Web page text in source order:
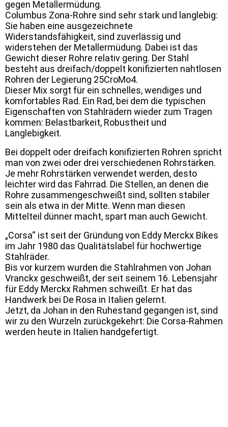
gegen Metallermüdung.
Columbus Zona-Rohre sind sehr stark und langlebig:
Sie haben eine ausgezeichnete
Widerstandsfähigkeit, sind zuverlässig und
widerstehen der Metallermüdung. Dabei ist das
Gewicht dieser Rohre relativ gering. Der Stahl
besteht aus dreifach/doppelt konifizierten nahtlosen
Rohren der Legierung 25CroMo4.
Dieser Mix sorgt für ein schnelles, wendiges und
komfortables Rad. Ein Rad, bei dem die typischen
Eigenschaften von Stahlrädern wieder zum Tragen
kommen: Belastbarkeit, Robustheit und
Langlebigkeit.
Bei doppelt oder dreifach konifizierten Rohren spricht
man von zwei oder drei verschiedenen Rohrstärken.
Je mehr Rohrstärken verwendet werden, desto
leichter wird das Fahrrad. Die Stellen, an denen die
Rohre zusammengeschweißt sind, sollten stabiler
sein als etwa in der Mitte. Wenn man diesen
Mittelteil dünner macht, spart man auch Gewicht.
„Corsa“ ist seit der Gründung von Eddy Merckx Bikes
im Jahr 1980 das Qualitätslabel für hochwertige
Stahlräder.
Bis vor kurzem wurden die Stahlrahmen von Johan
Vranckx geschweißt, der seit seinem 16. Lebensjahr
für Eddy Merckx Rahmen schweißt. Er hat das
Handwerk bei De Rosa in Italien gelernt.
Jetzt, da Johan in den Ruhestand gegangen ist, sind
wir zu den Wurzeln zurückgekehrt: Die Corsa-Rahmen
werden heute in Italien handgefertigt.